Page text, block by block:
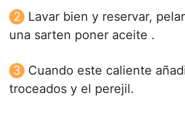
Lavar bien y reservar,
una sarten poner aceite .
Cuando este caliente
troceados y el perejil.